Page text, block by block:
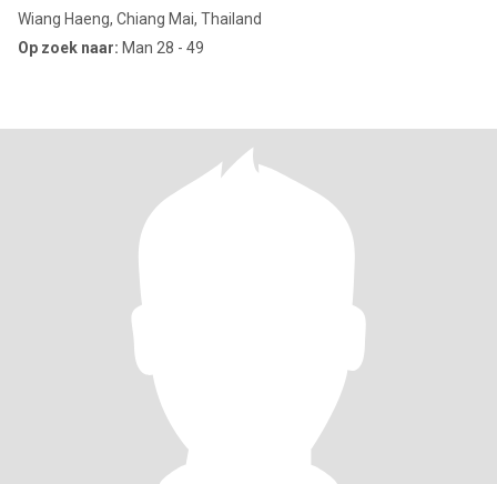
Wiang Haeng, Chiang Mai, Thailand
Op zoek naar: Man 28 - 49